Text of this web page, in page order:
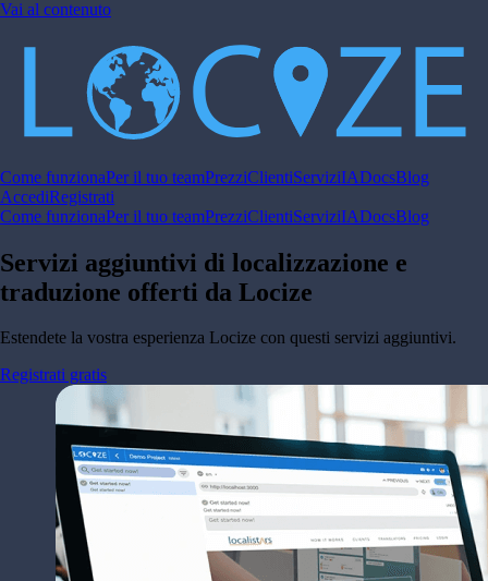
Vai al contenuto
Come funzionaPer il tuo teamPrezziClientiServiziIADocsBlog
AccediRegistrati
Come funzionaPer il tuo teamPrezziClientiServiziIADocsBlog
Servizi aggiuntivi di localizzazione e
traduzione offerti da Locize
Estendete la vostra esperienza Locize con questi servizi aggiuntivi.
Registrati gratis